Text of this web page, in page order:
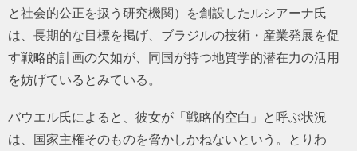
と社会的公正を扱う研究機関）を創設したルシアーナ氏
は、長期的な目標を掲げ、ブラジルの技術・産業発展を促
す戦略的計画の欠如が、同国が持つ地質学的潜在力の活用
を妨げているとみている。
バウエル氏によると、彼女が「戦略的空白」と呼ぶ状況
は、国家主権そのものを脅かしかねないという。とりわ